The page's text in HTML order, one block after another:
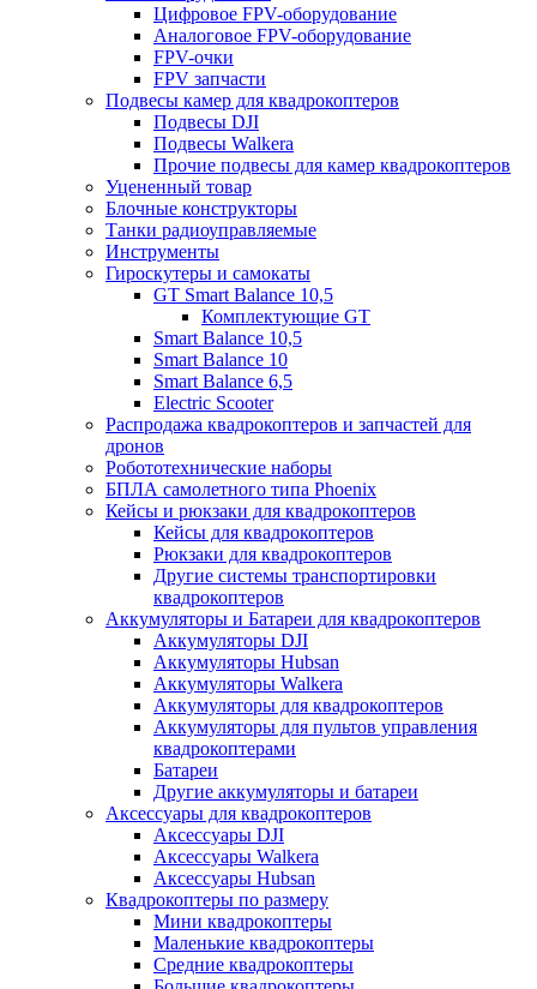
Цифровое FPV-оборудование
Аналоговое FPV-оборудование
FPV-очки
FPV запчасти
Подвесы камер для квадрокоптеров
Подвесы DJI
Подвесы Walkera
Прочие подвесы для камер квадрокоптеров
Уцененный товар
Блочные конструкторы
Танки радиоуправляемые
Инструменты
Гироскутеры и самокаты
GT Smart Balance 10,5
Комплектующие GT
Smart Balance 10,5
Smart Balance 10
Smart Balance 6,5
Electric Scooter
Распродажа квадрокоптеров и запчастей для
дронов
Робототехнические наборы
БПЛА самолетного типа Phoenix
Кейсы и рюкзаки для квадрокоптеров
Кейсы для квадрокоптеров
Рюкзаки для квадрокоптеров
Другие системы транспортировки
квадрокоптеров
Аккумуляторы и Батареи для квадрокоптеров
Аккумуляторы DJI
Аккумуляторы Hubsan
Аккумуляторы Walkera
Аккумуляторы для квадрокоптеров
Аккумуляторы для пультов управления
квадрокоптерами
Батареи
Другие аккумуляторы и батареи
Аксессуары для квадрокоптеров
Аксессуары DJI
Аксессуары Walkera
Аксессуары Hubsan
Квадрокоптеры по размеру
Мини квадрокоптеры
Маленькие квадрокоптеры
Средние квадрокоптеры